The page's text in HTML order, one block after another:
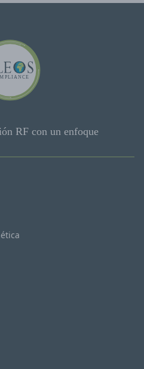
RF con un enfoque